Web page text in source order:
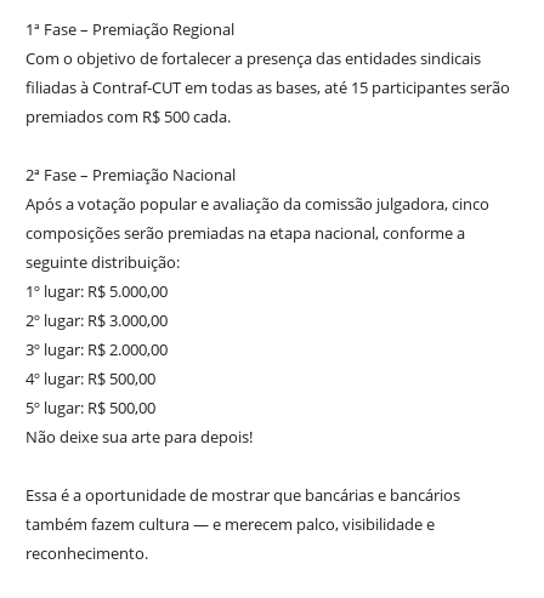
1ª Fase – Premiação Regional
Com o objetivo de fortalecer a presença das entidades sindicais
filiadas à Contraf-CUT em todas as bases, até 15 participantes serão
premiados com R$ 500 cada.
2ª Fase – Premiação Nacional
Após a votação popular e avaliação da comissão julgadora, cinco
composições serão premiadas na etapa nacional, conforme a
seguinte distribuição:
1º lugar: R$ 5.000,00
2º lugar: R$ 3.000,00
3º lugar: R$ 2.000,00
4º lugar: R$ 500,00
5º lugar: R$ 500,00
Não deixe sua arte para depois!
Essa é a oportunidade de mostrar que bancárias e bancários
também fazem cultura — e merecem palco, visibilidade e
reconhecimento.